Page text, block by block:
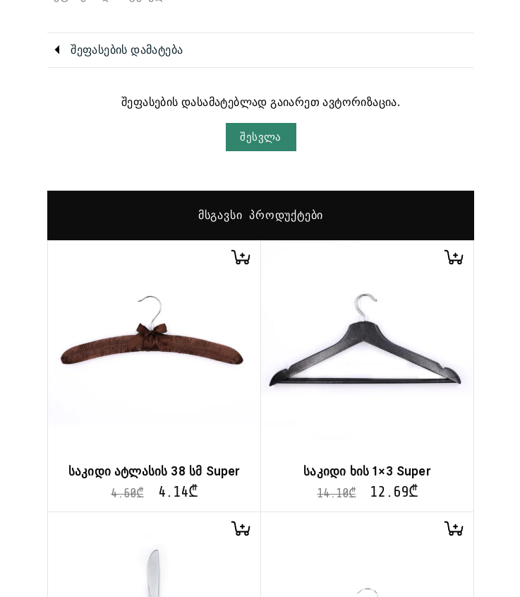
შეფასების დამატება
შეფასების დასამატებლად გაიარეთ ავტორიზაცია.
შესვლა
ᲛᲡᲒᲐᲕᲡᲘ ᲞᲠᲝᲓᲣᲥᲢᲔᲑᲘ
საკიდი ატლასის 38 სმ Super
4.60₾ 4.14₾
საკიდი ხის 1×3 Super
14.10₾ 12.69₾